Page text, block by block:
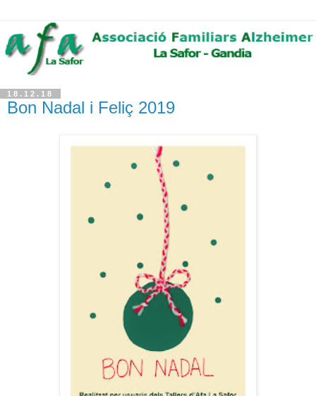
18.12.18
Bon Nadal i Feliç 2019